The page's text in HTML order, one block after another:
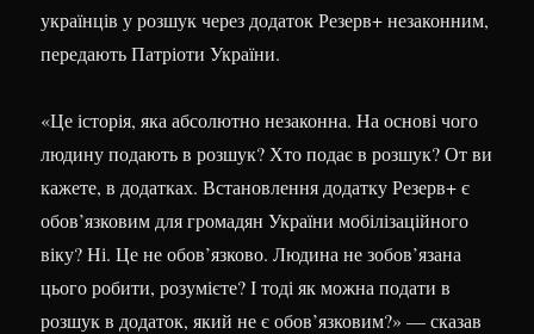
українців у розшук через додаток Резерв+ незаконним,
передають Патріоти України.
«Це історія, яка абсолютно незаконна. На основі чого
людину подають в розшук? Хто подає в розшук? От ви
кажете, в додатках. Встановлення додатку Резерв+ є
обов’язковим для громадян України мобілізаційного
віку? Ні. Це не обов’язково. Людина не зобов’язана
цього робити, розумієте? І тоді як можна подати в
розшук в додаток, який не є обов’язковим?» — сказав